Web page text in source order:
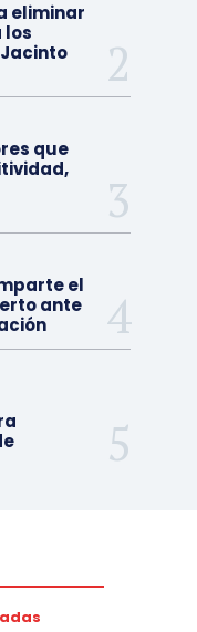
eliminar
los
que
el
ante